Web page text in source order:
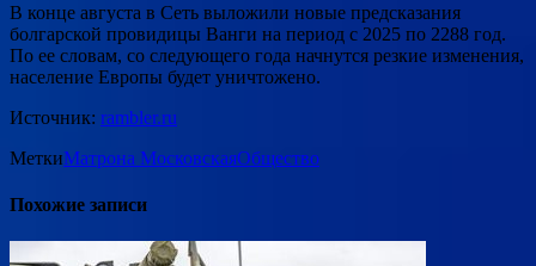
В конце августа в Сеть выложили новые предсказания
болгарской провидицы Ванги на период с 2025 по 2288 год.
По ее словам, со следующего года начнутся резкие изменения,
население Европы будет уничтожено.
Источник: rambler.ru
МеткиМатрона МосковскаяОбщество
Похожие записи